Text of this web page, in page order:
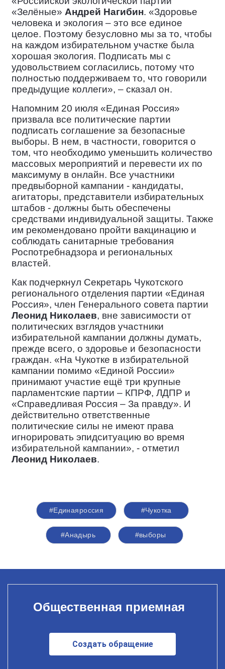
«Зелёные» Андрей Нагибин. «Здоровье
человека и экология – это все единое
целое. Поэтому безусловно мы за то, чтобы
на каждом избирательном участке была
хорошая экология. Подписать мы с
удовольствием согласились, потому что
полностью поддерживаем то, что говорили
предыдущие коллеги», – сказал он.
Напомним 20 июля «Единая Россия»
призвала все политические партии
подписать соглашение за безопасные
выборы. В нем, в частности, говорится о
том, что необходимо уменьшить количество
массовых мероприятий и перевести их по
максимуму в онлайн. Все участники
предвыборной кампании - кандидаты,
агитаторы, представители избирательных
штабов - должны быть обеспечены
средствами индивидуальной защиты. Также
им рекомендовано пройти вакцинацию и
соблюдать санитарные требования
Роспотребнадзора и региональных
властей.
Как подчеркнул Секретарь Чукотского
регионального отделения партии «Единая
Россия», член Генерального совета партии
Леонид Николаев, вне зависимости от
политических взглядов участники
избирательной кампании должны думать,
прежде всего, о здоровье и безопасности
граждан. «На Чукотке в избирательной
кампании помимо «Единой России»
принимают участие ещё три крупные
парламентские партии – КПРФ, ЛДПР и
«Справедливая Россия – За правду». И
действительно ответственные
политические силы не имеют права
игнорировать эпидситуацию во время
избирательной кампании», - отметил
Леонид Николаев.
#Единаяроссия #Чукотка
#Анадырь #выборы
Общественная приемная
Создать обращение